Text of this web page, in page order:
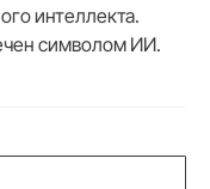
интеллекта.
символом ИИ.